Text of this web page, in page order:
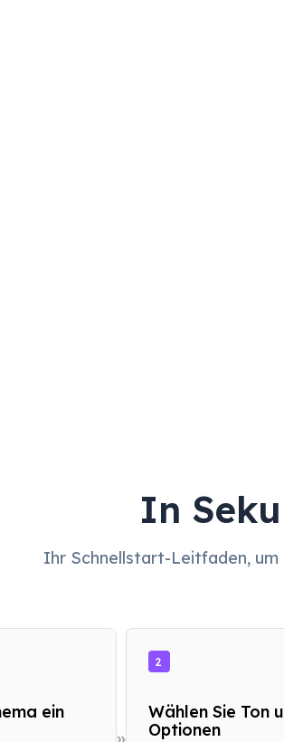
In
Ihr Schnellstart-Leitfaden, um
ein
2
Wählen Sie Ton
Optionen